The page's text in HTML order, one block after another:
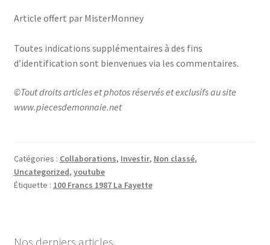
Article offert par MisterMonney
Toutes indications supplémentaires à des fins
d’identification sont bienvenues via les commentaires.
©Tout droits articles et photos réservés et exclusifs au site
www.piecesdemonnaie.net
Catégories : Collaborations, Investir, Non classé,
Uncategorized, youtube
Étiquette : 100 Francs 1987 La Fayette
Nos derniers articles